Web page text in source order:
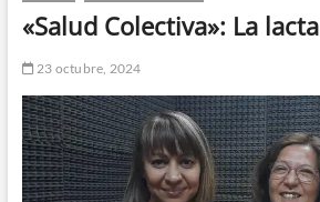
«Salud Colectiva»: La
23 octubre, 2024